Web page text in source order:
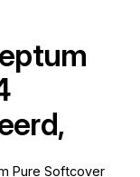
Pure Softcover